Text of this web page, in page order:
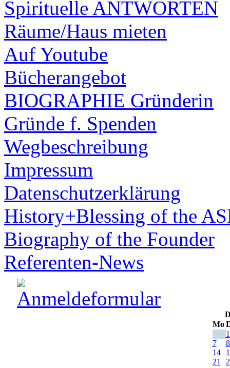
Spirituelle ANTWORTEN
Räume/Haus mieten
Auf Youtube
Bücherangebot
BIOGRAPHIE Gründerin
Gründe f. Spenden
Wegbeschreibung
Impressum
Datenschutzerklärung
History+Blessing of the
Biography of the Founder
Referenten-News
Mo
1
7
8
14
21